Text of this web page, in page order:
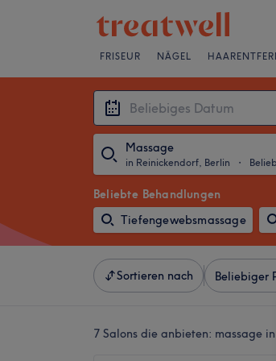
FRISEUR NÄGEL
Massage
in Reinickendorf, Berlin ・
Beliebte Behandlungen
Tiefengewebsmassage
Sortieren nach Beliebiger
7 Salons die anbieten: massage